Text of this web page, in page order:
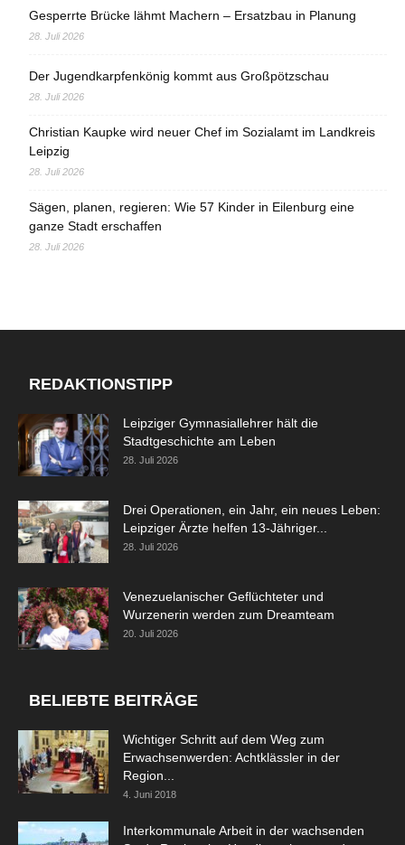
Gesperrte Brücke lähmt Machern – Ersatzbau in Planung
28. Juli 2026
Der Jugendkarpfenkönig kommt aus Großpötzschau
28. Juli 2026
Christian Kaupke wird neuer Chef im Sozialamt im Landkreis
Leipzig
28. Juli 2026
Sägen, planen, regieren: Wie 57 Kinder in Eilenburg eine
ganze Stadt erschaffen
28. Juli 2026
REDAKTIONSTIPP
Leipziger Gymnasiallehrer hält die
Stadtgeschichte am Leben
28. Juli 2026
Drei Operationen, ein Jahr, ein neues Leben:
Leipziger Ärzte helfen 13-Jähriger...
28. Juli 2026
Venezuelanischer Geflüchteter und
Wurzenerin werden zum Dreamteam
20. Juli 2026
BELIEBTE BEITRÄGE
Wichtiger Schritt auf dem Weg zum
Erwachsenwerden: Achtklässler in der
Region...
4. Juni 2018
Interkommunale Arbeit in der wachsenden